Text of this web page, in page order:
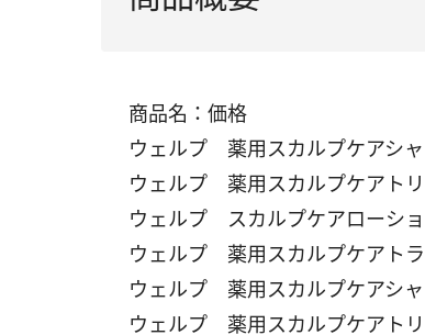
商品名：価格
ウェルプ 薬用スカルプケアシ
ウェルプ 薬用スカルプケアト
ウェルプ スカルプケアローシ
ウェルプ 薬用スカルプケアト
ウェルプ 薬用スカルプケアシ
ウェルプ 薬用スカルプケアト